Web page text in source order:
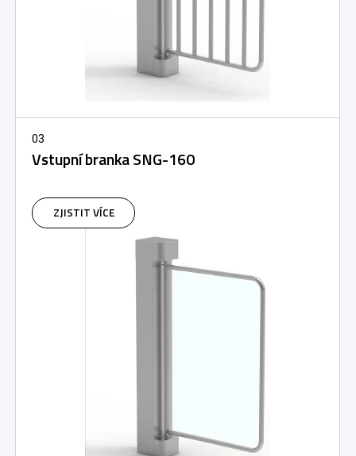
03
Vstupní branka SNG-160
ZJISTIT VÍCE